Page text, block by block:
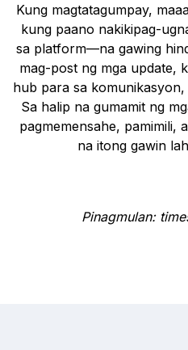
Kung magtatagumpay,
kung paano nakikipag-
sa platform—na gawing
mag-post ng mga update,
hub para sa
Sa halip na gumamit ng
pagmemensahe, pamimili,
na itong gawin
Pinagmulan: